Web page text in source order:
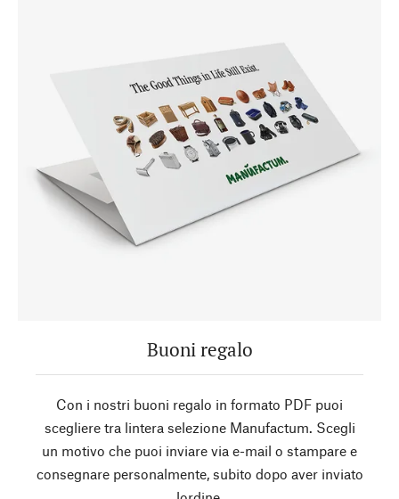
Buoni regalo
Con i nostri buoni regalo in formato PDF puoi
scegliere tra lintera selezione Manufactum. Scegli
un motivo che puoi inviare via e-mail o stampare e
consegnare personalmente, subito dopo aver inviato